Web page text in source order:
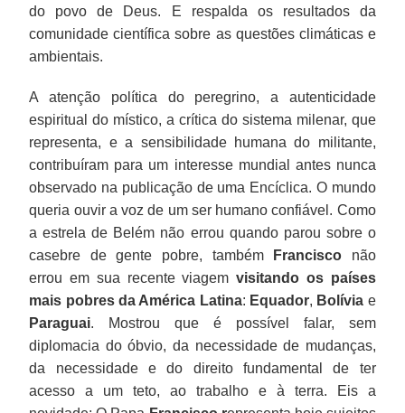
do povo de Deus. E respalda os resultados da
comunidade científica sobre as questões climáticas e
ambientais.
A atenção política do peregrino, a autenticidade
espiritual do místico, a crítica do sistema milenar, que
representa, e a sensibilidade humana do militante,
contribuíram para um interesse mundial antes nunca
observado na publicação de uma Encíclica. O mundo
queria ouvir a voz de um ser humano confiável. Como
a estrela de Belém não errou quando parou sobre o
casebre de gente pobre, também
Francisco não
errou em sua recente viagemvisitando os países
mais pobres da América Latina: Equador, Bolívia e
Paraguai. Mostrou que é possível falar, sem
diplomacia do óbvio, da necessidade de mudanças,
da necessidade e do direito fundamental de ter
acesso a um teto, ao trabalho e à terra. Eis a